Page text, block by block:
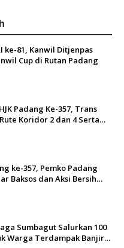
ke-81, Kanwil Ditjenpas
Cup di Rutan Padang
Padang Ke-357, Trans
Koridor 2 dan 4 Serta
ke-357, Pemko Padang
Baksos dan Aksi Bersih
Sumbagut Salurkan 100
Warga Terdampak Banjir